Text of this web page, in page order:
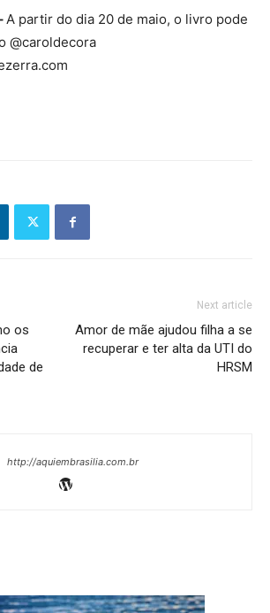
A partir do dia 20 de maio, o livro pode
@caroldecora
os
de
Next article
Amor de mãe ajudou filha a se
recuperar e ter alta da UTI do
HRSM
http://aquiembrasilia.com.br